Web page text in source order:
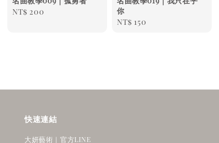
Regular
NT$ 200
你
Regular
NT$ 150
快速連結
大妍藝術｜官方LINE